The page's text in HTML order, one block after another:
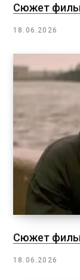
Сюжет
18.06.2026
Сюжет
18.06.2026